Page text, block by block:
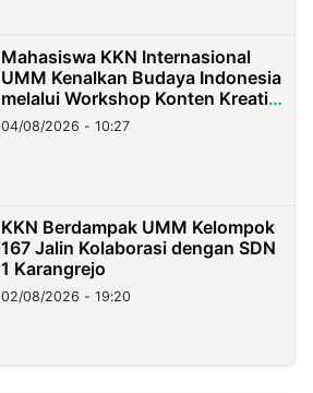
Mahasiswa KKN Internasional
UMM Kenalkan Budaya Indonesia
melalui Workshop Konten Kreatif
di Taiwan
04/08/2026 - 10:27
KKN Berdampak UMM Kelompok
167 Jalin Kolaborasi dengan SDN
1 Karangrejo
02/08/2026 - 19:20